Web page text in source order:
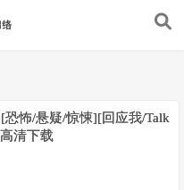
恐怖/悬疑/惊悚][回应我/Talk
清下载